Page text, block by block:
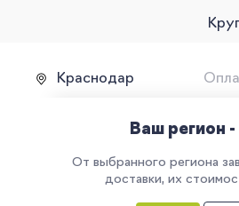
Краснодар
Ваш регион
От выбранного региона
доставки, их